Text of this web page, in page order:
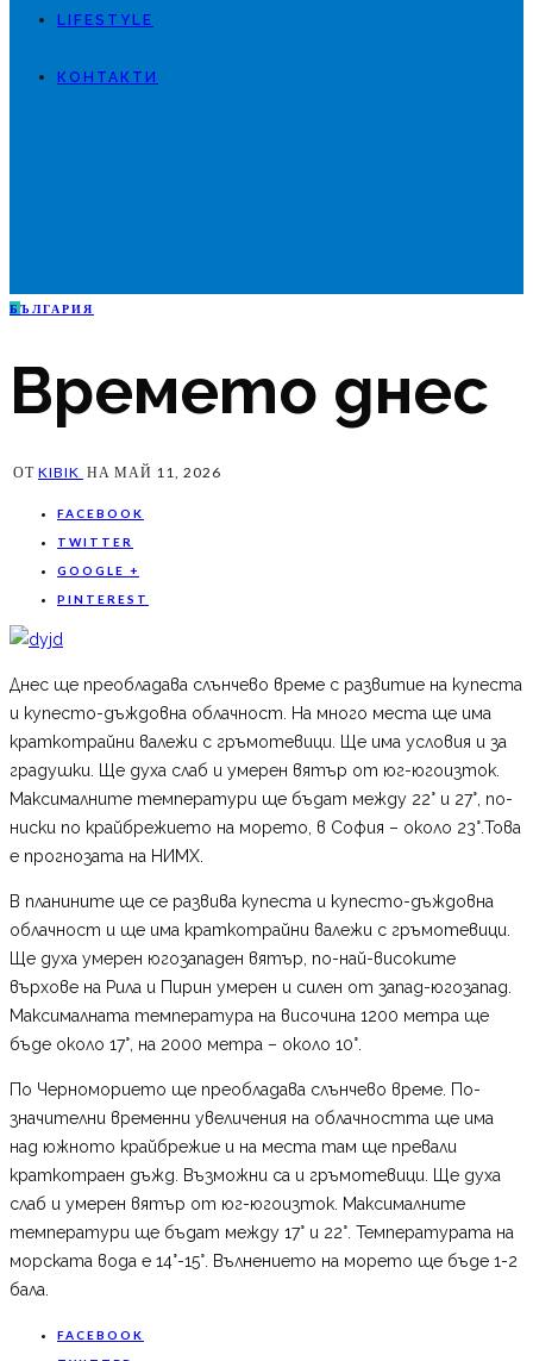
LIFESTYLE
КОНТАКТИ
Б ЪЛГАРИЯ
Времето днес
ОТ KIBIK НА МАЙ 11, 2026
FACEBOOK
TWITTER
GOOGLE +
PINTEREST
Днес ще преобладава слънчево време с развитие на купеста
и купесто-дъждовна облачност. На много места ще има
краткотрайни валежи с гръмотевици. Ще има условия и за
градушки. Ще духа слаб и умерен вятър от юг-югоизток.
Максималните температури ще бъдат между 22° и 27°, по-
ниски по крайбрежието на морето, в София – около 23°.Това
е прогнозата на НИМХ.
В планините ще се развива купеста и купесто-дъждовна
облачност и ще има краткотрайни валежи с гръмотевици.
Ще духа умерен югозападен вятър, по-най-високите
върхове на Рила и Пирин умерен и силен от запад-югозапад.
Максималната температура на височина 1200 метра ще
бъде около 17°, на 2000 метра – около 10°.
По Черноморието ще преобладава слънчево време. По-
значителни временни увеличения на облачността ще има
над южното крайбрежие и на места там ще превали
краткотраен дъжд. Възможни са и гръмотевици. Ще духа
слаб и умерен вятър от юг-югоизток. Максималните
температури ще бъдат между 17° и 22°. Температурата на
морската вода е 14°-15°. Вълнението на морето ще бъде 1-2
бала.
FACEBOOK